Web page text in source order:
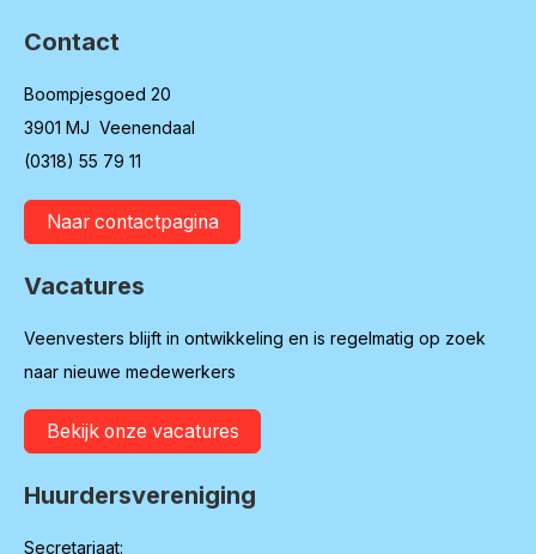
Contact
Boompjesgoed 20
3901 MJ Veenendaal
(0318) 55 79 11
Naar contactpagina
Vacatures
Veenvesters blijft in ontwikkeling en is regelmatig op zoek
naar nieuwe medewerkers
Bekijk onze vacatures
Huurdersvereniging
Secretariaat: